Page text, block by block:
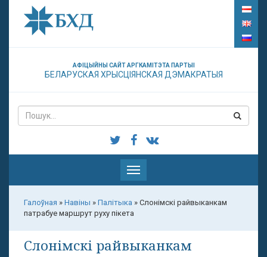
АФІЦЫЙНЫ САЙТ АРГКАМІТЭТА ПАРТЫІ
БЕЛАРУСКАЯ ХРЫСЦІЯНСКАЯ ДЭМАКРАТЫЯ
Паказаць
меню
Галоўная » Навіны » Палітыка » Слонімскі райвыканкам
патрабуе маршрут руху пікета
Слонімскі райвыканкам